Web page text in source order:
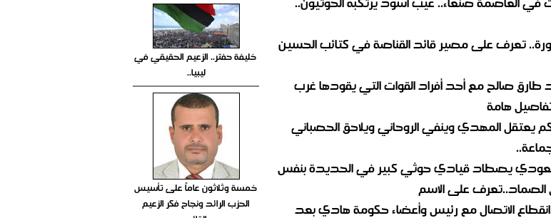
تعرف على مصير قائد القناصة في كتائب الحسين
صالح مع أحد أفراد القوات التي يقودها غرب
هامة
يعتقل المهدي وينفي الروحاني ويلاحق الحصباني
يصطاد قيادي حوثي كبير في الحديدة بنفس
على الاسم
الاتصال مع رئيس وأعضاء حكومة هادي بعد
خليفة حفتر.. الزعيم الحقيقي في
ليبيا..
خمسة وثلاثون عاماً على تأسيس
الحزب الرائد ونجاح فكر الزعيم